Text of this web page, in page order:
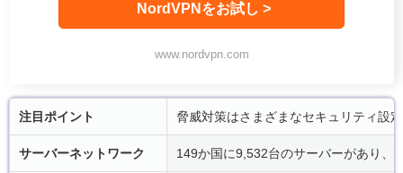
NordVPNをお試し >
www.nordvpn.com
注目ポイント 脅威対策はさまざまなセキュリティ設
サーバーネットワーク 149か国に9,532台のサーバーがあり、